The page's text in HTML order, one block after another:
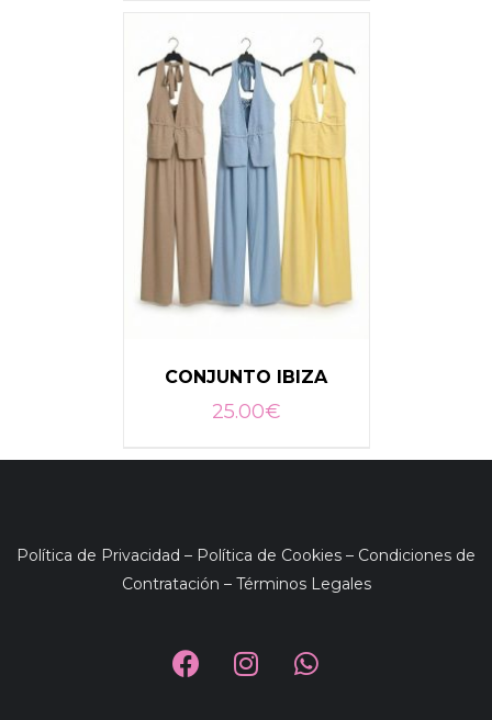
DETALLES
CONJUNTO IBIZA
25.00€
Política de Privacidad – Política de Cookies – Condiciones de
Contratación – Términos Legales